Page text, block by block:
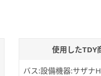
使用したTDY
バス:設備機器:サザナ